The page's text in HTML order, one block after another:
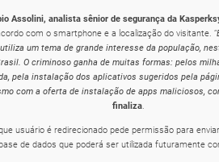
Assolini, analista sênior de segurança da
com o smartphone e a localização do visitante. “
um tema de grande interesse da população,
O criminoso ganha de muitas formas: pelos
pela instalação dos aplicativos sugeridos pela
com a oferta de instalação de apps maliciosos,
finaliza
usuário é redirecionado pede permissão para
de dados que poderá ser utilizada futuramente